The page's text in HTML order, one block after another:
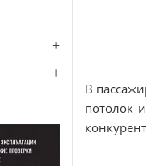
В
потолок